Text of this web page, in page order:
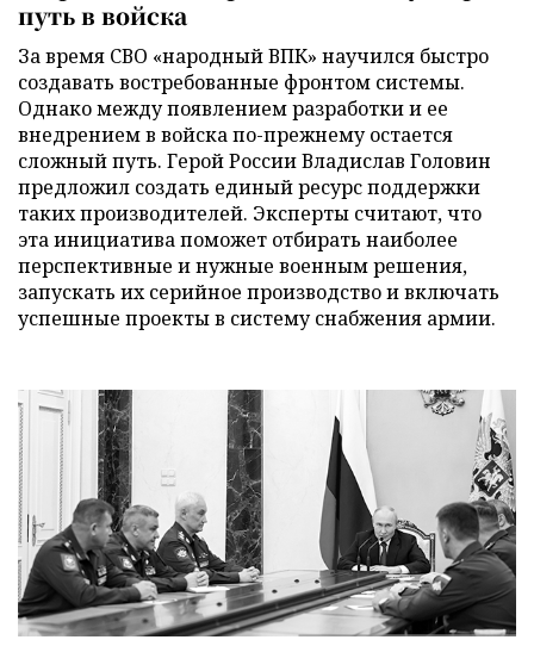
путь в войска
За время СВО «народный ВПК» научился быстро
создавать востребованные фронтом системы.
Однако между появлением разработки и ее
внедрением в войска по-прежнему остается
сложный путь. Герой России Владислав Головин
предложил создать единый ресурс поддержки
таких производителей. Эксперты считают, что
эта инициатива поможет отбирать наиболее
перспективные и нужные военным решения,
запускать их серийное производство и включать
успешные проекты в систему снабжения армии.